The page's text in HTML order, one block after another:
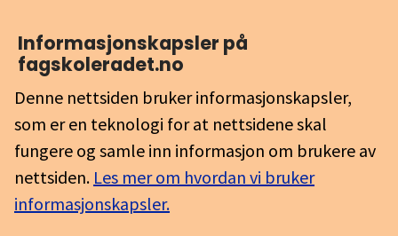
Informasjons­kapsler på
fagskoleradet.no
Denne nettsiden bruker informasjonskapsler,
som er en teknologi for at nettsidene skal
fungere og samle inn informasjon om brukere av
nettsiden. Les mer om hvordan vi bruker
informasjonskapsler.